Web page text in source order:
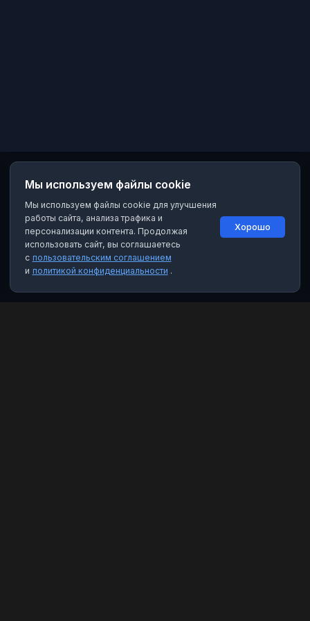
Мы используем файлы cookie
Мы используем файлы cookie для улучшения
работы сайта, анализа трафика и
персонализации контента. Продолжая
использовать сайт, вы соглашаетесь
с пользовательским соглашением
и политикой конфиденциальности .
Хорошо